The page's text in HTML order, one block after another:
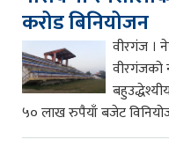
करोड बिनियोजन
वीरगंज ।
वीरगंजको
५० लाख रुपैयाँ बजेट